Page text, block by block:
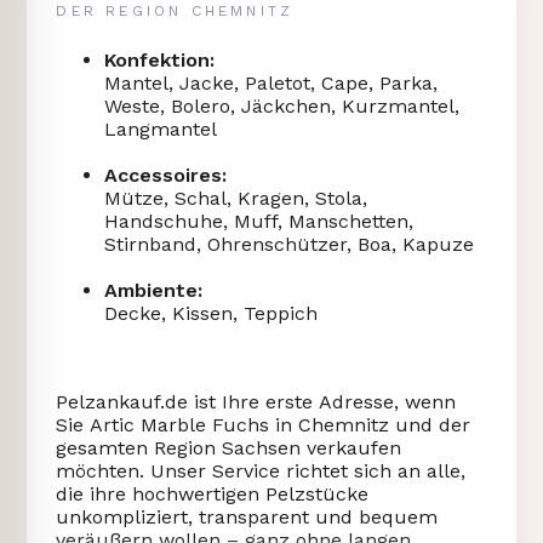
DER REGION CHEMNITZ
Konfektion:
Mantel, Jacke, Paletot, Cape, Parka,
Weste, Bolero, Jäckchen, Kurzmantel,
Langmantel
Accessoires:
Mütze, Schal, Kragen, Stola,
Handschuhe, Muff, Manschetten,
Stirnband, Ohrenschützer, Boa, Kapuze
Ambiente:
Decke, Kissen, Teppich
Pelzankauf.de ist Ihre erste Adresse, wenn
Sie Artic Marble Fuchs in Chemnitz und der
gesamten Region Sachsen verkaufen
möchten. Unser Service richtet sich an alle,
die ihre hochwertigen Pelzstücke
unkompliziert, transparent und bequem